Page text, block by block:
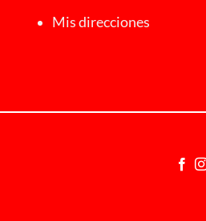
Mis direcciones